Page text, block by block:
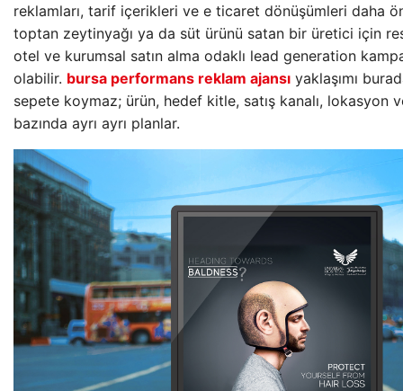
reklamları, tarif içerikleri ve e ticaret dönüşümleri daha
toptan zeytinyağı ya da süt ürünü satan bir üretici için
otel ve kurumsal satın alma odaklı lead generation
olabilir. bursa performans reklam ajansı yaklaşımı
sepete koymaz; ürün, hedef kitle, satış kanalı, lokasyon
bazında ayrı ayrı planlar.